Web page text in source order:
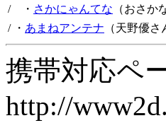
/ ・ さかにゃんてな （おさか
/ ・ あまねアンテナ （天野優さ
携帯対応ペ
http://